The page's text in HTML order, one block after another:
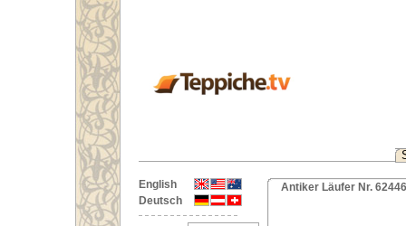
English
Deutsch
Antiker Läufer Nr.